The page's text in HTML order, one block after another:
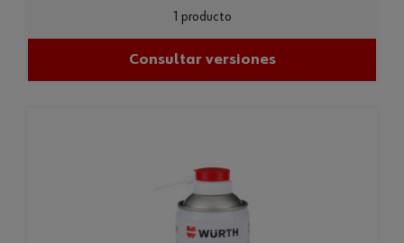
1 producto
Consultar versiones